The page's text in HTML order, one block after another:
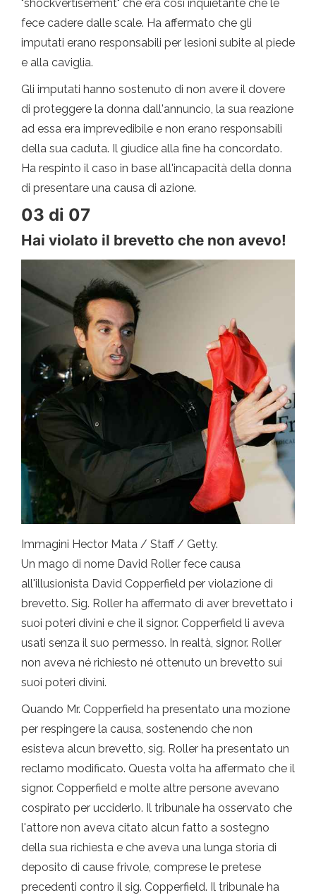
"shockvertisement" che era così inquietante che le
fece cadere dalle scale. Ha affermato che gli
imputati erano responsabili per lesioni subite al piede
e alla caviglia.
Gli imputati hanno sostenuto di non avere il dovere
di proteggere la donna dall'annuncio, la sua reazione
ad essa era imprevedibile e non erano responsabili
della sua caduta. Il giudice alla fine ha concordato.
Ha respinto il caso in base all'incapacità della donna
di presentare una causa di azione.
03 di 07
Hai violato il brevetto che non avevo!
Immagini Hector Mata / Staff / Getty.
Un mago di nome David Roller fece causa
all'illusionista David Copperfield per violazione di
brevetto. Sig. Roller ha affermato di aver brevettato i
suoi poteri divini e che il signor. Copperfield li aveva
usati senza il suo permesso. In realtà, signor. Roller
non aveva né richiesto né ottenuto un brevetto sui
suoi poteri divini.
Quando Mr. Copperfield ha presentato una mozione
per respingere la causa, sostenendo che non
esisteva alcun brevetto, sig. Roller ha presentato un
reclamo modificato. Questa volta ha affermato che il
signor. Copperfield e molte altre persone avevano
cospirato per ucciderlo. Il tribunale ha osservato che
l'attore non aveva citato alcun fatto a sostegno
della sua richiesta e che aveva una lunga storia di
deposito di cause frivole, comprese le pretese
precedenti contro il sig. Copperfield. Il tribunale ha